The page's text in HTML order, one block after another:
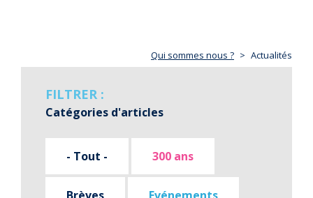
Qui sommes nous ? Actualités
FILTRER :
Catégories d'articles
- Tout - 300 ans